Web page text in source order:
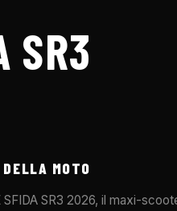
SR3
MOTO
SFIDA SR3 2026, il maxi-